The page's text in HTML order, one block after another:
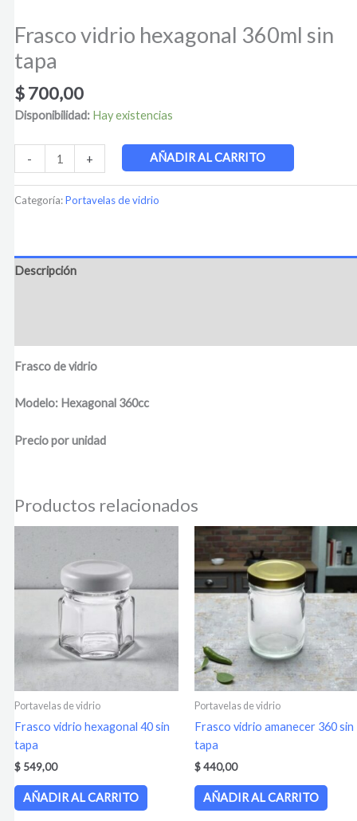
Frasco vidrio hexagonal 360ml sin
tapa
$700,00
Disponibilidad: Hay existencias
- + AÑADIR AL CARRITO
Categoría:Portavelas de vidrio
Descripción
Frasco de vidrio
Modelo: Hexagonal 360cc
Precio por unidad
Productos relacionados
Portavelas de vidrio
Frasco vidrio hexagonal 40 sin
tapa
$549,00
AÑADIR AL CARRITO
Portavelas de vidrio
Frasco vidrio amanecer 360 sin
tapa
$440,00
AÑADIR AL CARRITO